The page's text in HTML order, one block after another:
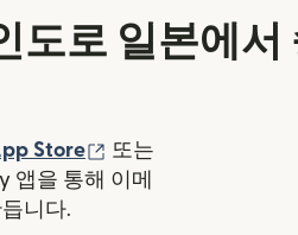
도로 일본에서
에서 열림)
Store (새 창에서 열림)
또는
)앱을 통해 이메
니다.